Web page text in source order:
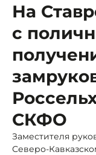
На
с
СКФО
Заместителя
Северо-